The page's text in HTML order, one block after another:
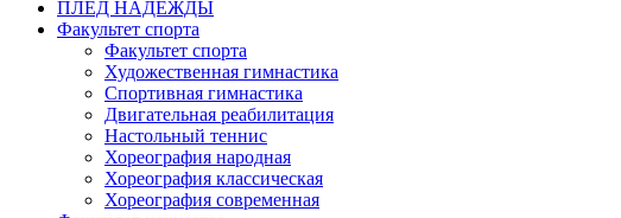
ПЛЕД НАДЕЖДЫ
Факультет спорта
Факультет спорта
Художественная гимнастика
Спортивная гимнастика
Двигательная реабилитация
Настольный теннис
Хореография народная
Хореография классическая
Хореография современная